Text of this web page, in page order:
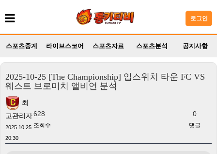
로그인
스포츠중계 라이브스코어 스포츠자료 스포츠분석 공지사항
2025-10-25 [The Championship] 입스위치 타운 FC VS
웨스트 브로미치 앨비언 분석
최
고관리자
2025.10.25
20:30
628
조회수
0
댓글